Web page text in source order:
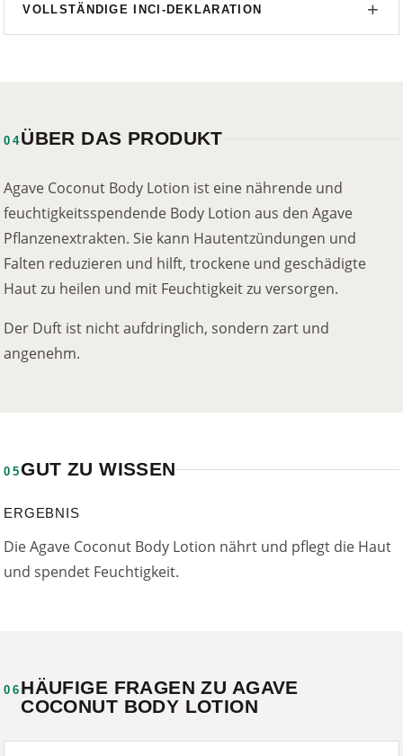
VOLLSTÄNDIGE INCI-DEKLARATION
04ÜBER DAS PRODUKT
Agave Coconut Body Lotion ist eine nährende und
feuchtigkeitsspendende Body Lotion aus den Agave
Pflanzenextrakten. Sie kann Hautentzündungen und
Falten reduzieren und hilft, trockene und geschädigte
Haut zu heilen und mit Feuchtigkeit zu versorgen.
Der Duft ist nicht aufdringlich, sondern zart und
angenehm.
05GUT ZU WISSEN
ERGEBNIS
Die Agave Coconut Body Lotion nährt und pflegt die Haut
und spendet Feuchtigkeit.
06 HÄUFIGE FRAGEN ZU AGAVE
COCONUT BODY LOTION